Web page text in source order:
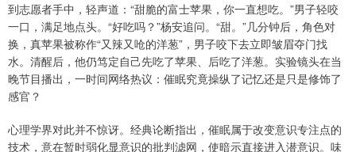
到志愿者手中，轻声道：“甜脆的富士苹果，你一直想吃。”男子轻咬
一口，满足地点头。“好吃吗？”杨安追问。“甜。”几分钟后，角色对
换，真苹果被称作“又辣又呛的洋葱”，男子咬下去立即皱眉夺门找
水。清醒后，他仍笃定自己先吃了苹果、后吃了洋葱。实验镜头在当
晚节目播出，一时间网络热议：催眠究竟操纵了记忆还是只是修饰了
感官？
心理学界对此并不惊讶。经典论断指出，催眠属于改变意识专注点的
技术，意在暂时弱化显意识的批判滤网，使暗示直接进入潜意识。味